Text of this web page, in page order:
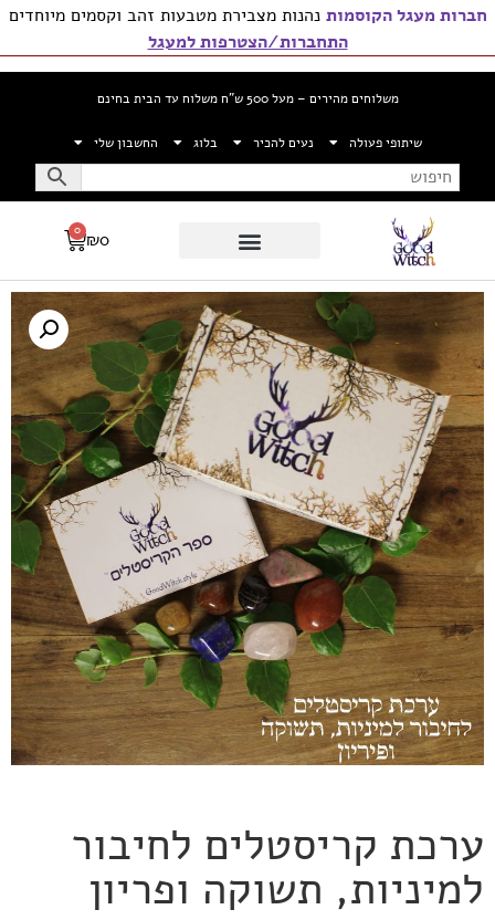
חברות מעגל הקוסמות נהנות מצבירת מטבעות זהב וקסמים מיוחדים
התחברות/הצטרפות למעגל
משלוחים מהירים – מעל 500 ש”ח משלוח עד הבית בחינם
שיתופי פעולה נעים להכיר בלוג החשבון שלי
₪0
0
ערכת קריסטלים לחיבור
למיניות, תשוקה ופריון